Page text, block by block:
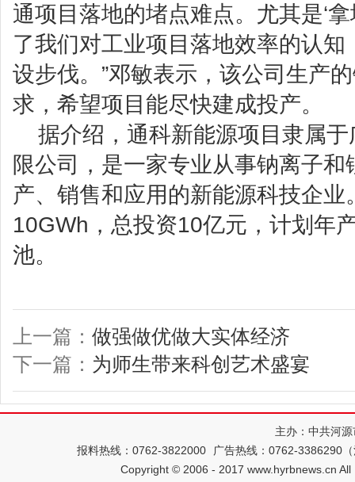
通项目落地的堵点难点。尤其是‘
了我们对工业项目落地效率的认
设步伐。”邓敏表示，该公司生产
求，希望项目能尽快建成投产。
据介绍，通科新能源项目隶属
限公司，是一家专业从事钠离子
产、销售和应用的新能源科技企业
10GWh，总投资10亿元，计划年
池。
上一篇： 做强做优做大实体经济
下一篇： 为师生带来科创艺术盛宴